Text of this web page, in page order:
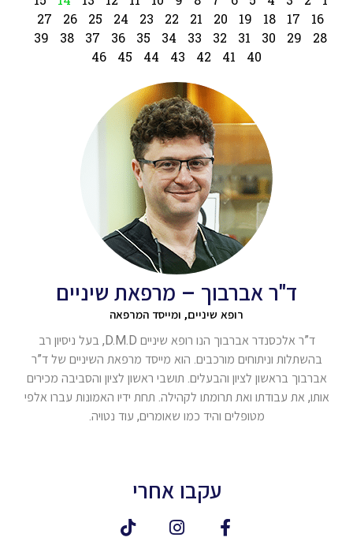
16
17
18
19
20
21
22
23
24
25
26
27
28
29
30
31
32
33
34
35
36
37
38
39
40
41
42
43
44
45
46
ד"ר אברבוך – מרפאת שיניים
רופא שיניים, ומייסד המרפאה
ד”ר אלכסנדר אברבוך הנו רופא שיניים D.M.D, בעל ניסיון רב
בהשתלות וניתוחים מורכבים. הוא מייסד מרפאת השיניים של ד”ר
אברבוך בראשון לציון והבעלים. תושבי ראשון לציון והסביבה מכירים
אותו, את עבודתו ואת תרומתו לקהילה. תחת ידיו האמונות עברו אלפי
מטופלים והיד כמו שאומרים, עוד נטויה.
עקבו אחרי